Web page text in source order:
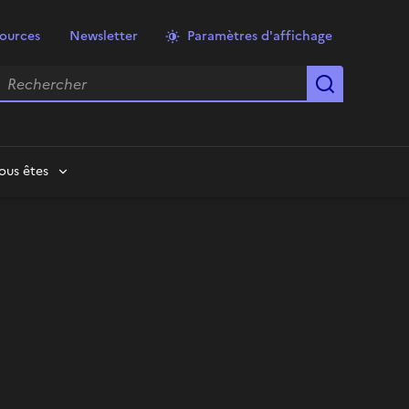
Newsletter Paramètres d'affichage
êtes